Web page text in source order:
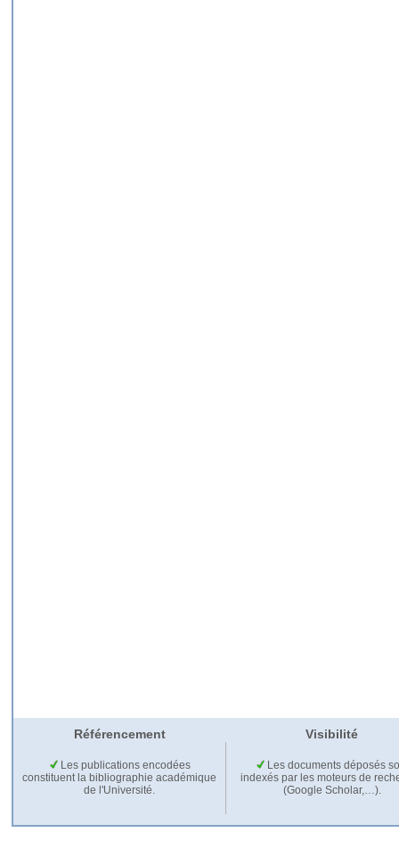
Référencement Visibilité
Les publications encodées
constituent la bibliographie académique
de l'Université.
Les documents déposés
indexés par les moteurs de
(Google Scholar,…).